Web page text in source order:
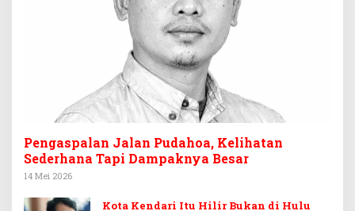
Pengaspalan Jalan Pudahoa, Kelihatan
Sederhana Tapi Dampaknya Besar
14 Mei 2026
Kota Kendari Itu Hilir Bukan di Hulu